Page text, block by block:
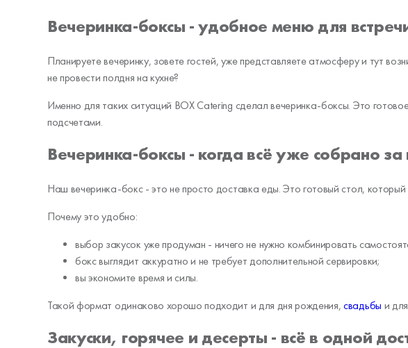
Вечеринка-боксы - удобное меню для
Планируете вечеринку, зовете гостей, уже представляете атмосферу и тут
не провести полдня на кухне?
Именно для таких ситуаций BOX Catering сделал вечеринка-боксы. Это
подсчетами.
Вечеринка-боксы - когда всё уже собрано за
Наш вечеринка-бокс - это не просто доставка еды. Это готовый стол, который
Почему это удобно:
выбор закусок уже продуман - ничего не нужно комбинировать
бокс выглядит аккуратно и не требует дополнительной сервировки;
вы экономите время и силы.
Такой формат одинаково хорошо подходит и для дня рождения,свадьбы и для
Закуски, горячее и десерты - всё в одной